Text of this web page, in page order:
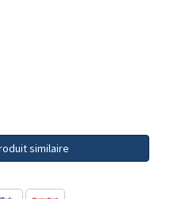
similaire